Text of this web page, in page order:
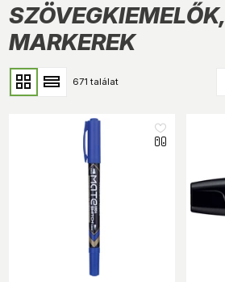
SZÖVEGKIEMELŐK,
MARKEREK
671 találat